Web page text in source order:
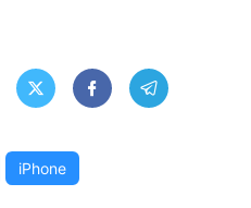
  
iPhone